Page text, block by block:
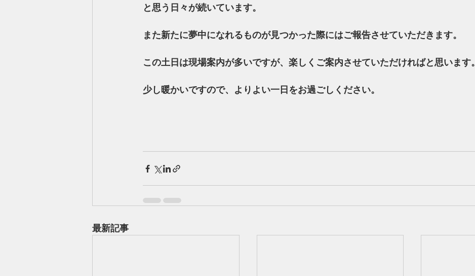
と思う日々が続いています。
また新たに夢中になれるものが見つかった際にはご報告させていただきます。
この土日は現場案内が多いですが、楽しくご案内させていただければと思います。
少し暖かいですので、よりよい一日をお過ごしください。
最新記事